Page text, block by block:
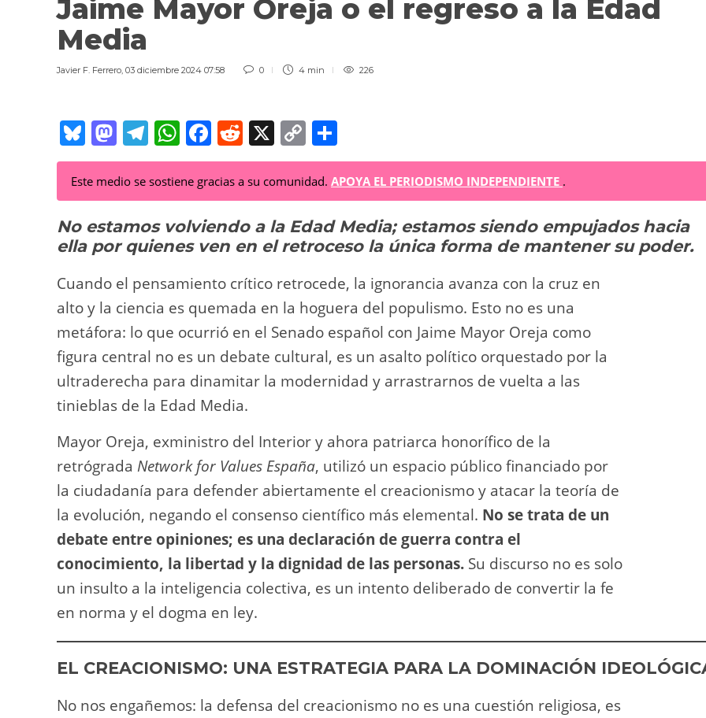
Jaime Mayor Oreja o el regreso a la Edad
Media
Javier F. Ferrero, 03 diciembre 2024 07:58 0 4 min 226
Bl
u
e
sk
y
M
a
st
o
d
o
n
T
el
e
gr
a
m
W
h
at
s
A
p
p
F
a
c
e
b
o
o
k
R
e
d
di
t
X C
o
p
y
Li
n
k
o
m
p
ar
tir
Este medio se sostiene gracias a su comunidad. APOYA EL PERIODISMO INDEPENDIENTE .
No estamos volviendo a la Edad Media; estamos siendo empujados hacia
ella por quienes ven en el retroceso la única forma de mantener su poder.
Cuando el pensamiento crítico retrocede, la ignorancia avanza con la cruz en
alto y la ciencia es quemada en la hoguera del populismo. Esto no es una
metáfora: lo que ocurrió en el Senado español con Jaime Mayor Oreja como
figura central no es un debate cultural, es un asalto político orquestado por la
ultraderecha para dinamitar la modernidad y arrastrarnos de vuelta a las
tinieblas de la Edad Media.
Mayor Oreja, exministro del Interior y ahora patriarca honorífico de la
retrógrada Network for Values España, utilizó un espacio público financiado por
la ciudadanía para defender abiertamente el creacionismo y atacar la teoría de
la evolución, negando el consenso científico más elemental. No se trata de un
debate entre opiniones; es una declaración de guerra contra el
conocimiento, la libertad y la dignidad de las personas. Su discurso no es solo
un insulto a la inteligencia colectiva, es un intento deliberado de convertir la fe
en norma y el dogma en ley.
EL CREACIONISMO: UNA ESTRATEGIA PARA LA DOMINACIÓN
No nos engañemos: la defensa del creacionismo no es una cuestión religiosa, es